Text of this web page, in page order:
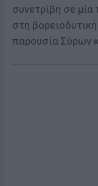
συνετρίβη σε μία
στη
παρουσία Σύρων